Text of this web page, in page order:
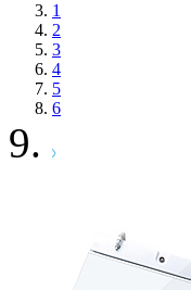
1
2
3
4
5
6